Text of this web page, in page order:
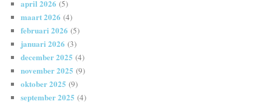
april 2026 (5)
maart 2026 (4)
februari 2026 (5)
januari 2026 (3)
december 2025 (4)
november 2025 (9)
oktober 2025 (9)
september 2025 (4)